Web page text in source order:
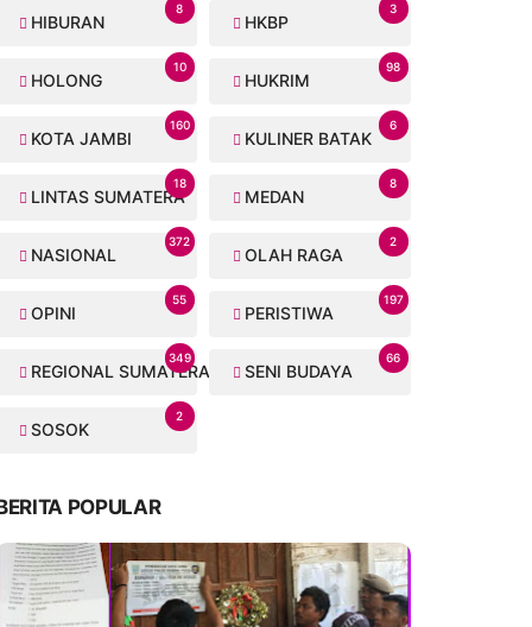
HIBURAN
8
HKBP
3
HOLONG
10
HUKRIM
98
KOTA JAMBI
160
KULINER BATAK
6
LINTAS SUMATERA
18
MEDAN
8
NASIONAL
372
OLAH RAGA
2
OPINI
55
PERISTIWA
197
REGIONAL SUMATERA
349
SENI BUDAYA
66
SOSOK
2
POPULAR